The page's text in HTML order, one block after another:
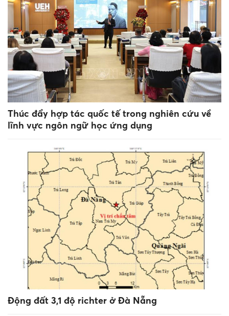
Thúc đẩy hợp tác quốc tế trong nghiên cứu về
lĩnh vực ngôn ngữ học ứng dụng
Động đất 3,1 độ richter ở Đà Nẵng